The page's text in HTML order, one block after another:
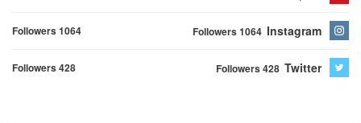
Instagram
Followers 1064
Followers 1064
Twitter
Followers 428
Followers 428